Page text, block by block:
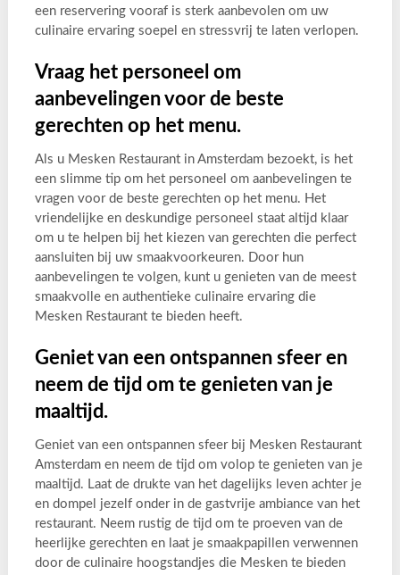
een reservering vooraf is sterk aanbevolen om uw
culinaire ervaring soepel en stressvrij te laten verlopen.
Vraag het personeel om
aanbevelingen voor de beste
gerechten op het menu.
Als u Mesken Restaurant in Amsterdam bezoekt, is het
een slimme tip om het personeel om aanbevelingen te
vragen voor de beste gerechten op het menu. Het
vriendelijke en deskundige personeel staat altijd klaar
om u te helpen bij het kiezen van gerechten die perfect
aansluiten bij uw smaakvoorkeuren. Door hun
aanbevelingen te volgen, kunt u genieten van de meest
smaakvolle en authentieke culinaire ervaring die
Mesken Restaurant te bieden heeft.
Geniet van een ontspannen sfeer en
neem de tijd om te genieten van je
maaltijd.
Geniet van een ontspannen sfeer bij Mesken Restaurant
Amsterdam en neem de tijd om volop te genieten van je
maaltijd. Laat de drukte van het dagelijks leven achter je
en dompel jezelf onder in de gastvrije ambiance van het
restaurant. Neem rustig de tijd om te proeven van de
heerlijke gerechten en laat je smaakpapillen verwennen
door de culinaire hoogstandjes die Mesken te bieden